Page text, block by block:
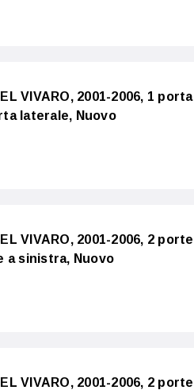
VIVARO, 2001-2006, 1 porta
laterale, Nuovo
VIVARO, 2001-2006, 2 porte
a sinistra, Nuovo
VIVARO, 2001-2006, 2 porte